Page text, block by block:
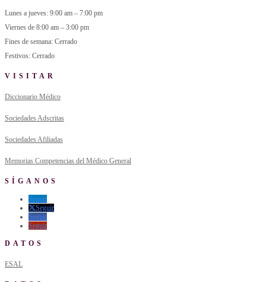
Lunes a jueves: 9:00 am – 7:00 pm
Viernes de 8:00 am – 3:00 pm
Fines de semana: Cerrado
Festivos: Cerrado
VISITAR
Diccionario Médico
Sociedades Adscritas
Sociedades Afiliadas
Memorias Competencias del Médico General
SÍGANOS
Seguir
Seguir
Seguir
Seguir
DATOS
ESAL